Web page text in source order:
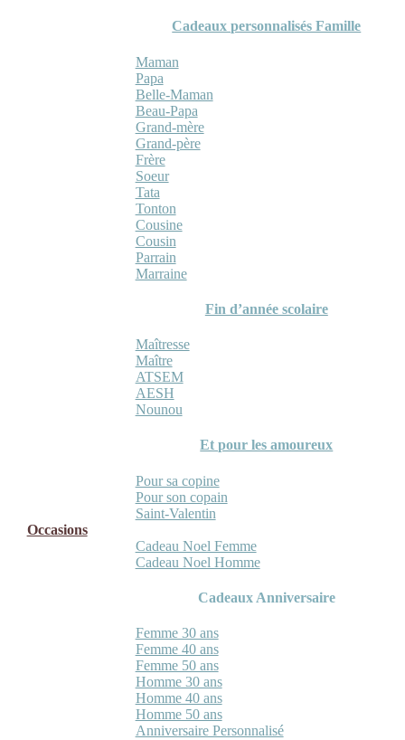
Cadeaux personnalisés Famille
Maman
Papa
Belle-Maman
Beau-Papa
Grand-mère
Grand-père
Frère
Soeur
Tata
Tonton
Cousine
Cousin
Parrain
Marraine
Fin d’année scolaire
Maîtresse
Maître
ATSEM
AESH
Nounou
Et pour les amoureux
Pour sa copine
Pour son copain
Saint-Valentin
Occasions
Cadeau Noel Femme
Cadeau Noel Homme
Cadeaux Anniversaire
Femme 30 ans
Femme 40 ans
Femme 50 ans
Homme 30 ans
Homme 40 ans
Homme 50 ans
Anniversaire Personnalisé